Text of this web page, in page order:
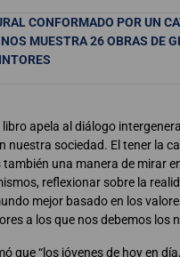
CONFORMADO POR UN
MUESTRA 26 OBRAS DE
apela al diálogo
nuestra sociedad. El tener la
una manera de mirar
reflexionar sobre la
mejor basado en los
a los que nos debemos los
que “los jóvenes de hoy en